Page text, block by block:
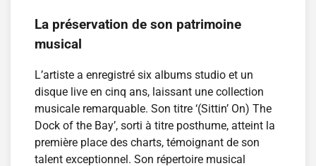
La préservation de son patrimoine
musical
L’artiste a enregistré six albums studio et un
disque live en cinq ans, laissant une collection
musicale remarquable. Son titre ‘(Sittin’ On) The
Dock of the Bay’, sorti à titre posthume, atteint la
première place des charts, témoignant de son
talent exceptionnel. Son répertoire musical